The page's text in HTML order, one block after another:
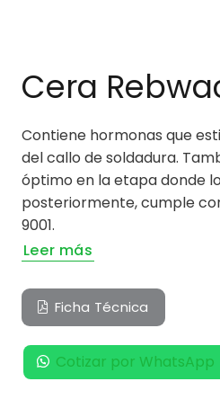
Cera
Contiene hormonas que
del callo de soldadura.
óptimo en la etapa donde
posteriormente, cumple
9001.
Leer más
Ficha Técnica
Cotizar por WhatsApp